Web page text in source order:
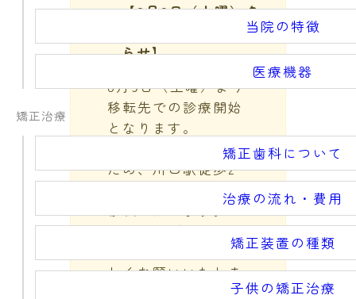
当院の特徴
医療機器
矯正治療
矯正歯科について
治療の流れ・費用
矯正装置の種類
子供の矯正治療
【8月9日（土曜）ク
リニック移転のお知
らせ】
8月9日（土曜）より
移転先での診療開始
となります。
医院リニューアルの
ため、川口駅徒歩2
分の医療モール内に
移転いたします。
移転先住所は以下と
なりますので、よろ
しくお願いいたしま